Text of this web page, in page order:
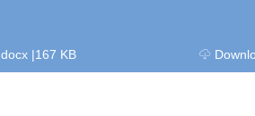
docx |167 KB